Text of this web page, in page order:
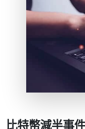
比特幣減半事件